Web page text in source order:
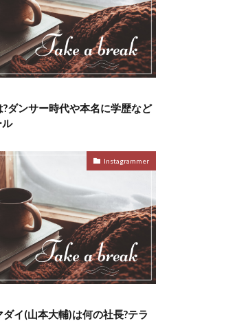
ダンサー時代や本名に学歴など
Instagrammer
イ(山本大輔)は何の社長?テラ